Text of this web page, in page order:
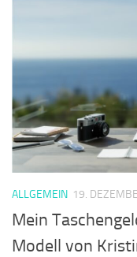
ALLGEMEIN 19.
Mein
Modell von